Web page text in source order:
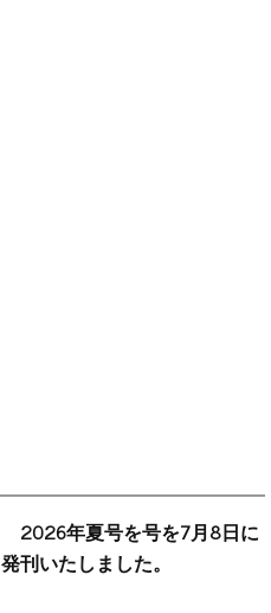
2026年夏号を号を7月8日に
発刊いたしました。